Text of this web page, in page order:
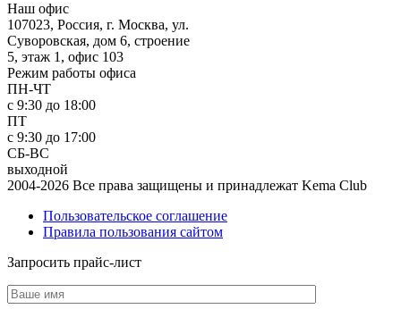
Наш офис
107023, Россия, г. Москва, ул.
Суворовская, дом 6, строение
5, этаж 1, офис 103
Режим работы офиса
ПН-ЧТ
с 9:30 до 18:00
ПТ
с 9:30 до 17:00
СБ-ВС
выходной
2004-2026 Все права защищены и принадлежат Kema Club
Пользовательское соглашение
Правила пользования сайтом
Запросить прайс-лист